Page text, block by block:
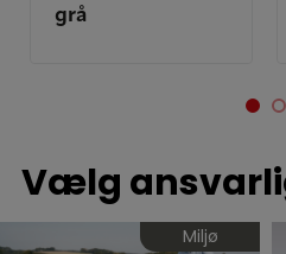
grå
Vælg
Miljø